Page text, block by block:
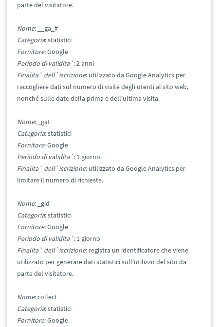
parte del visitatore.
Nome: __ga_#
Categoria: statistici
Fornitore: Google
Periodo di validita`: 2 anni
Finalita` dell`iscrizione: utilizzato da Google Analytics per
raccogliere dati sul numero di visite degli utenti al sito web,
nonché sulle date della prima e dell'ultima visita.
Nome: _gat
Categoria: statistici
Fornitore: Google
Periodo di validita`: 1 giorno
Finalita` dell`iscrizione: utilizzato da Google Analytics per
limitare il numero di richieste.
Nome: _gid
Categoria: statistici
Fornitore: Google
Periodo di validita`: 1 giorno
Finalita` dell`iscrizione: registra un identificatore che viene
utilizzato per generare dati statistici sull'utilizzo del sito da
parte del visitatore.
Nome: collect
Categoria: statistici
Fornitore: Google